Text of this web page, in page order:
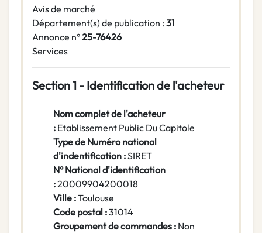
Avis de marché
Département(s) de publication : 31
Annonce n°25-76426
Services
Section 1 - Identification de l'acheteur
Nom complet de l'acheteur
: Etablissement Public Du Capitole
Type de Numéro national
d'indentification :SIRET
N° National d'identification
:20009904200018
Ville :Toulouse
Code postal :31014
Groupement de commandes : Non